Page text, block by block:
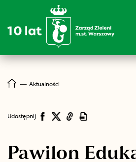
― Aktualności
Udostępnij
Pawilon